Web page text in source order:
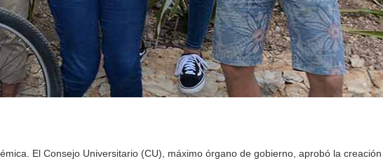
El Consejo Universitario (CU), máximo órgano de gobierno, aprobó la creación